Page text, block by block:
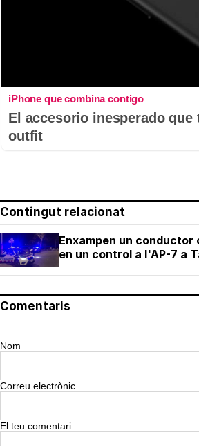
iPhone que combina contigo
El accesorio inesperado que
outfit
Contingut relacionat
Enxampen un
en un control a l'AP-7 a
Comentaris
Nom
Correu electrònic
El teu comentari